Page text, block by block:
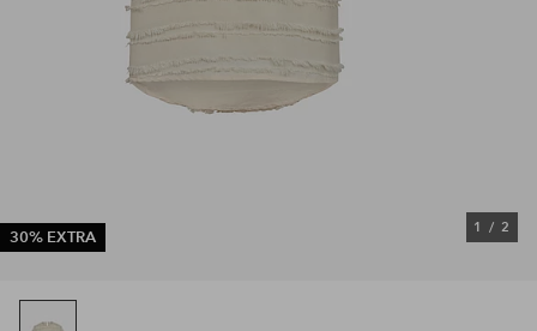
30% EXTRA
1 / 2